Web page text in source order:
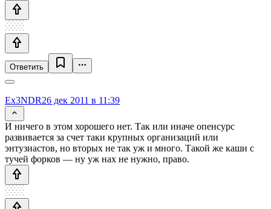
Ответить
Ex3NDR26 дек 2011 в 11:39
И ничего в этом хорошего нет. Так или иначе опенсурс
развивается за счет таки крупных организаций или
энтузиастов, но вторых не так уж и много. Такой же каши с
тучей форков — ну уж нах не нужно, право.